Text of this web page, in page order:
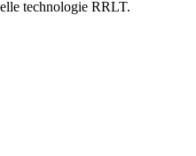
technologie RRLT.